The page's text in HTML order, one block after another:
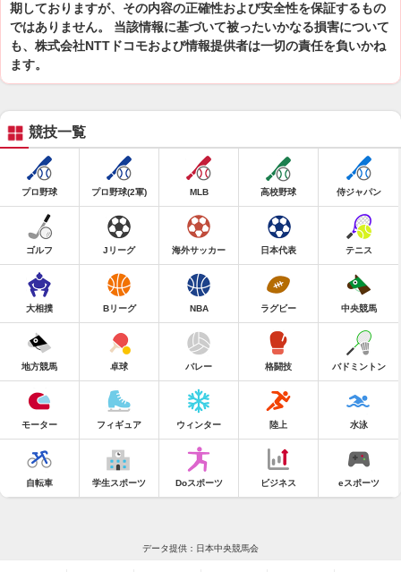
期しておりますが、その内容の正確性および安全性を保証するもの
ではありません。 当該情報に基づいて被ったいかなる損害について
も、株式会社NTTドコモおよび情報提供者は一切の責任を負いかね
ます。
競技一覧
プロ野球 プロ野球(2軍) MLB 高校野球 侍ジャパン
ゴルフ Jリーグ 海外サッカー 日本代表 テニス
大相撲 Bリーグ NBA ラグビー 中央競馬
地方競馬 卓球 バレー 格闘技 バドミントン
モーター フィギュア ウィンター 陸上 水泳
自転車 学生スポーツ Doスポーツ ビジネス eスポーツ
データ提供：日本中央競馬会